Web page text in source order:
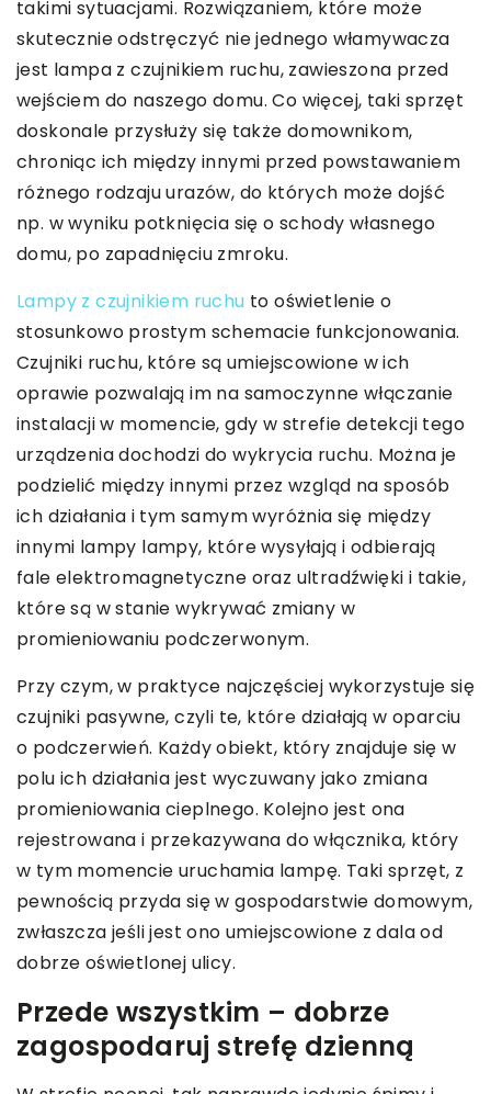
takimi sytuacjami. Rozwiązaniem, które może
skutecznie odstręczyć nie jednego włamywacza
jest lampa z czujnikiem ruchu, zawieszona przed
wejściem do naszego domu. Co więcej, taki sprzęt
doskonale przysłuży się także domownikom,
chroniąc ich między innymi przed powstawaniem
różnego rodzaju urazów, do których może dojść
np. w wyniku potknięcia się o schody własnego
domu, po zapadnięciu zmroku.
Lampy z czujnikiem ruchu to oświetlenie o
stosunkowo prostym schemacie funkcjonowania.
Czujniki ruchu, które są umiejscowione w ich
oprawie pozwalają im na samoczynne włączanie
instalacji w momencie, gdy w strefie detekcji tego
urządzenia dochodzi do wykrycia ruchu. Można je
podzielić między innymi przez wzgląd na sposób
ich działania i tym samym wyróżnia się między
innymi lampy lampy, które wysyłają i odbierają
fale elektromagnetyczne oraz ultradźwięki i takie,
które są w stanie wykrywać zmiany w
promieniowaniu podczerwonym.
Przy czym, w praktyce najczęściej wykorzystuje się
czujniki pasywne, czyli te, które działają w oparciu
o podczerwień. Każdy obiekt, który znajduje się w
polu ich działania jest wyczuwany jako zmiana
promieniowania cieplnego. Kolejno jest ona
rejestrowana i przekazywana do włącznika, który
w tym momencie uruchamia lampę. Taki sprzęt, z
pewnością przyda się w gospodarstwie domowym,
zwłaszcza jeśli jest ono umiejscowione z dala od
dobrze oświetlonej ulicy.
Przede wszystkim – dobrze
zagospodaruj strefę dzienną